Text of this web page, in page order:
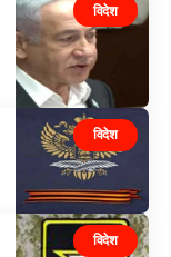
विदेश
विदेश
विदेश